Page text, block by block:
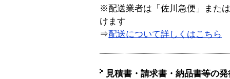
※配送業者は「佐川急便」また
けます
⇒配送について詳しくはこちら
見積書・請求書・納品書等の